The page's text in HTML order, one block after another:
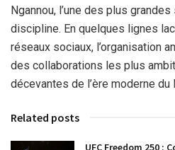
Ngannou, l’une des plus
discipline. En quelques lignes
réseaux sociaux, l’organisation
des collaborations les plus
décevantes de l’ère moderne du
Related posts
UFC Freedom 250 :